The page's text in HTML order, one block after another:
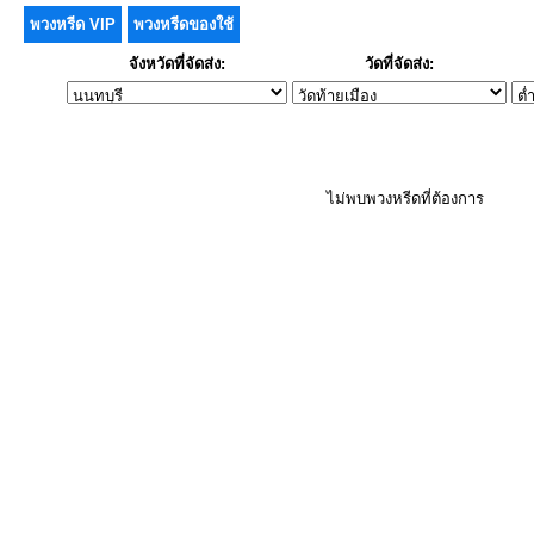
พวงหรีด VIP พวงหรีดของใช้
จังหวัดที่จัดส่ง: วัดที่จัดส่ง:
ไม่พบพวงหรีดที่ต้องการ